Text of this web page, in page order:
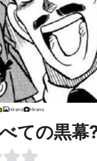
Hirano Hirano
ての黒